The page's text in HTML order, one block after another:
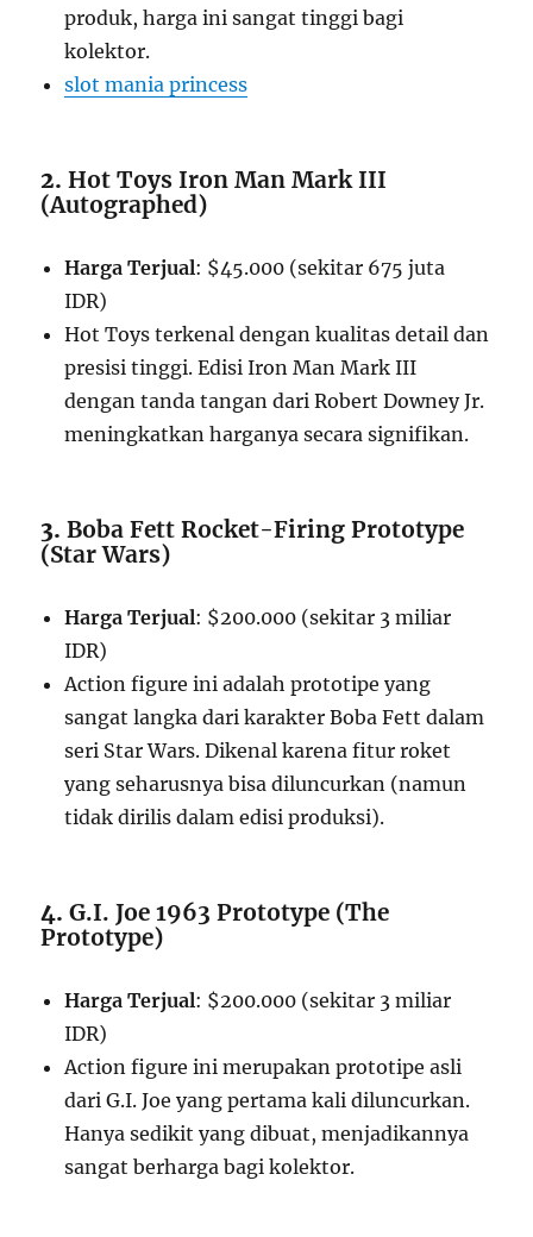
produk, harga ini sangat tinggi bagi
kolektor.
slot mania princess
2.Hot Toys Iron Man Mark III
(Autographed)
Harga Terjual: $45.000 (sekitar 675 juta
IDR)
Hot Toys terkenal dengan kualitas detail dan
presisi tinggi. Edisi Iron Man Mark III
dengan tanda tangan dari Robert Downey Jr.
meningkatkan harganya secara signifikan.
3.Boba Fett Rocket-Firing Prototype
(Star Wars)
Harga Terjual: $200.000 (sekitar 3 miliar
IDR)
Action figure ini adalah prototipe yang
sangat langka dari karakter Boba Fett dalam
seri Star Wars. Dikenal karena fitur roket
yang seharusnya bisa diluncurkan (namun
tidak dirilis dalam edisi produksi).
4.G.I. Joe 1963 Prototype (The
Prototype)
Harga Terjual: $200.000 (sekitar 3 miliar
IDR)
Action figure ini merupakan prototipe asli
dari G.I. Joe yang pertama kali diluncurkan.
Hanya sedikit yang dibuat, menjadikannya
sangat berharga bagi kolektor.